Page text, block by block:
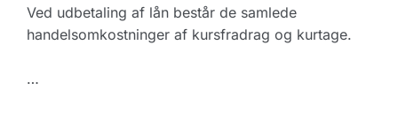
Ved udbetaling af lån består de samlede
handelsomkostninger af kursfradrag og kurtage.
…